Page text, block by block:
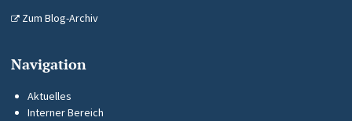
Zum Blog-Archiv
Navigation
Aktuelles
Interner Bereich